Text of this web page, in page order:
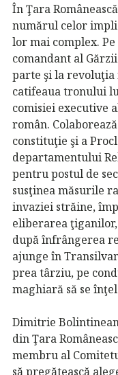
În Ţara
numărul celor
lor mai complex.
comandant al
parte şi la revoluţia
catifeaua tronului
comisiei executive
român.
constituţie şi a
departamentului
pentru postul de
susţinea măsurile
invaziei străine,
eliberarea
după înfrângerea
ajunge în
prea târziu, pe
maghiară să se
Dimitrie
din Ţara
membru al
să pregătească